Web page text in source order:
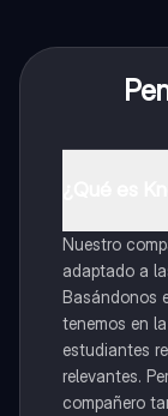
Nuestro
adaptado a
Basándonos
tenemos en
estudiantes
relevantes.
compañero